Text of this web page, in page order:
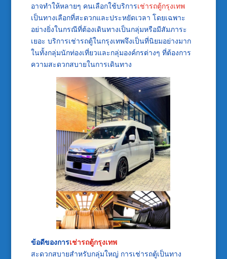
อาจทำให้หลายๆ คนเลือกใช้บริการเช่ารถตู้กรุงเทพ
เป็นทางเลือกที่สะดวกและประหยัดเวลา โดยเฉพาะ
อย่างยิ่งในกรณีที่ต้องเดินทางเป็นกลุ่มหรือมีสัมภาระ
เยอะ บริการเช่ารถตู้ในกรุงเทพจึงเป็นที่นิยมอย่างมาก
ในทั้งกลุ่มนักท่องเที่ยวและกลุ่มองค์กรต่างๆ ที่ต้องการ
ความสะดวกสบายในการเดินทาง
ข้อดีของการเช่ารถตู้กรุงเทพ
สะดวกสบายสำหรับกลุ่มใหญ่ การเช่ารถตู้เป็นทาง